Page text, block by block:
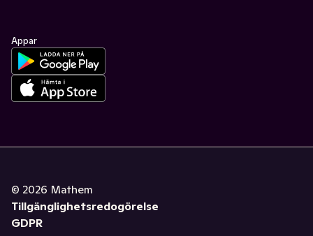
Appar
© 2026 Mathem
Tillgänglighetsredogörelse
GDPR